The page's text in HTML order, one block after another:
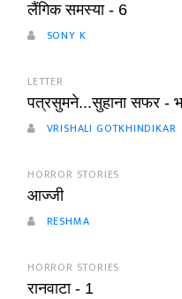
लैंगिक समस्या - 6
SONY K
LETTER
पत्रसुमने...सुहाना सफर -
VRISHALI GOTKHINDIKAR
HORROR STORIES
आज्जी
RESHMA
HORROR STORIES
रानवाटा - 1